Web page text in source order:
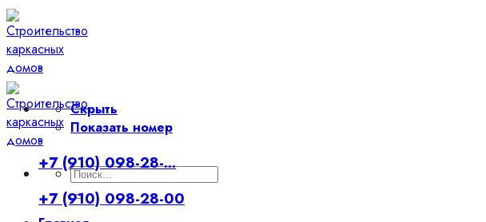
Skip
to
content
Искать:
Скрыть
Показать номер
+7 (910) 098-28-...
+7 (910) 098-28-00